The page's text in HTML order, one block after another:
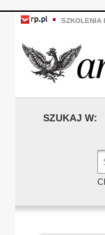
SZKOLENIA
SZUKAJ W: